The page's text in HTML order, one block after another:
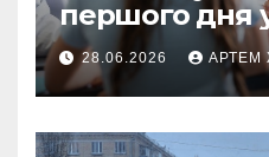
першого дня
простий план
28.06.2026 АРТЕМ